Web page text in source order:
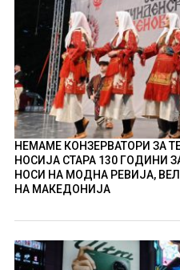
НЕМАМЕ КОНЗЕРВАТОРИ ЗА
НОСИЈА СТАРА 130 ГОДИНИ
НОСИ НА МОДНА РЕВИЈА,
НА МАКЕДОНИЈА